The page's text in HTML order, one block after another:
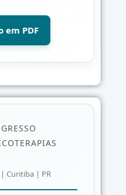
em PDF
| Curitiba | PR